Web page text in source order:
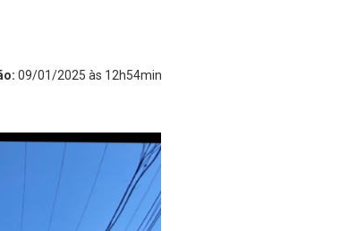
09/01/2025 às 12h54min